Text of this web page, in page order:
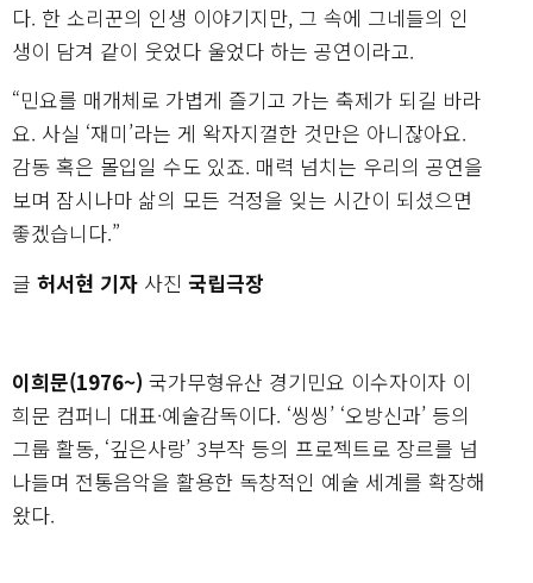
다. 한 소리꾼의 인생 이야기지만, 그 속에 그네들의 인
생이 담겨 같이 웃었다 울었다 하는 공연이라고.
“민요를 매개체로 가볍게 즐기고 가는 축제가 되길 바라
요. 사실 ‘재미’라는 게 왁자지껄한 것만은 아니잖아요.
감동 혹은 몰입일 수도 있죠. 매력 넘치는 우리의 공연을
보며 잠시나마 삶의 모든 걱정을 잊는 시간이 되셨으면
좋겠습니다.”
글 허서현 기자 사진 국립극장
이희문(1976~) 국가무형유산 경기민요 이수자이자 이
희문 컴퍼니 대표·예술감독이다. ‘씽씽’ ‘오방신과’ 등의
그룹 활동, ‘깊은사랑’ 3부작 등의 프로젝트로 장르를 넘
나들며 전통음악을 활용한 독창적인 예술 세계를 확장해
왔다.